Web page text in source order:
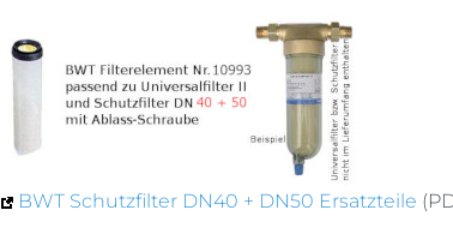
BWT Schutzfilter DN40 + DN50 Ersatzteile